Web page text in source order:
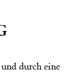
durch eine